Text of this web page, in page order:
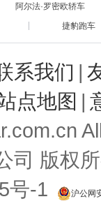
阿尔法·罗密欧轿车
捷豹跑车
系我们 |
点地图 |
司 版权
号-1
沪公网